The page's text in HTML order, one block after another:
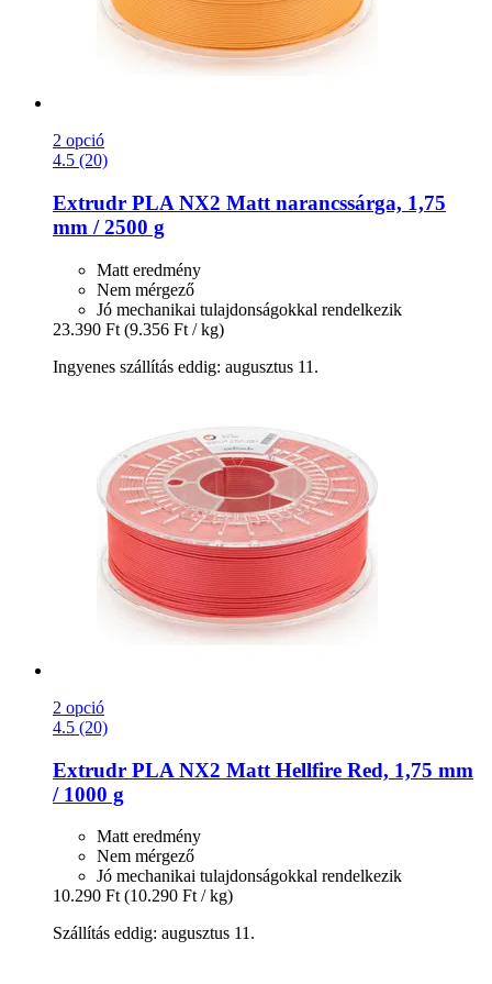
2 opció
4.5 (20)
Extrudr PLA NX2 Matt narancssárga, 1,75
mm / 2500 g
Matt eredmény
Nem mérgező
Jó mechanikai tulajdonságokkal rendelkezik
23.390 Ft (9.356 Ft / kg)
Ingyenes szállítás eddig: augusztus 11.
2 opció
4.5 (20)
Extrudr PLA NX2 Matt Hellfire Red, 1,75 mm
/ 1000 g
Matt eredmény
Nem mérgező
Jó mechanikai tulajdonságokkal rendelkezik
10.290 Ft (10.290 Ft / kg)
Szállítás eddig: augusztus 11.